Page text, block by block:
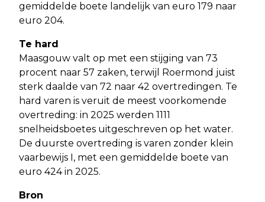
gemiddelde boete landelijk van euro 179 naar
euro 204.
Te hard
Maasgouw valt op met een stijging van 73
procent naar 57 zaken, terwijl Roermond juist
sterk daalde van 72 naar 42 overtredingen. Te
hard varen is veruit de meest voorkomende
overtreding: in 2025 werden 1111
snelheidsboetes uitgeschreven op het water.
De duurste overtreding is varen zonder klein
vaarbewijs I, met een gemiddelde boete van
euro 424 in 2025.
Bron